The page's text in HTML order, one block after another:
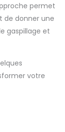
tous
:
la
aucun
permet
de donner une
gaspillage et
votre